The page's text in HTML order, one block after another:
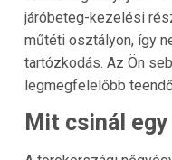
járóbeteg-kezelési
műtéti osztályon, így
tartózkodás. Az Ön
legmegfelelőbb
Mit csinál